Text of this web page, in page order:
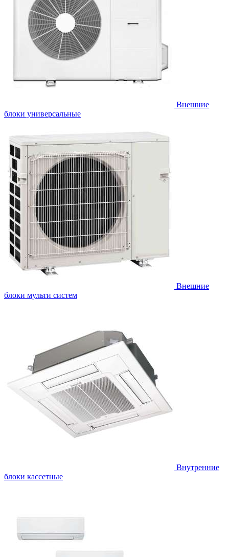
Внешние
блоки универсальные
Внешние
блоки мульти систем
Внутренние
блоки кассетные